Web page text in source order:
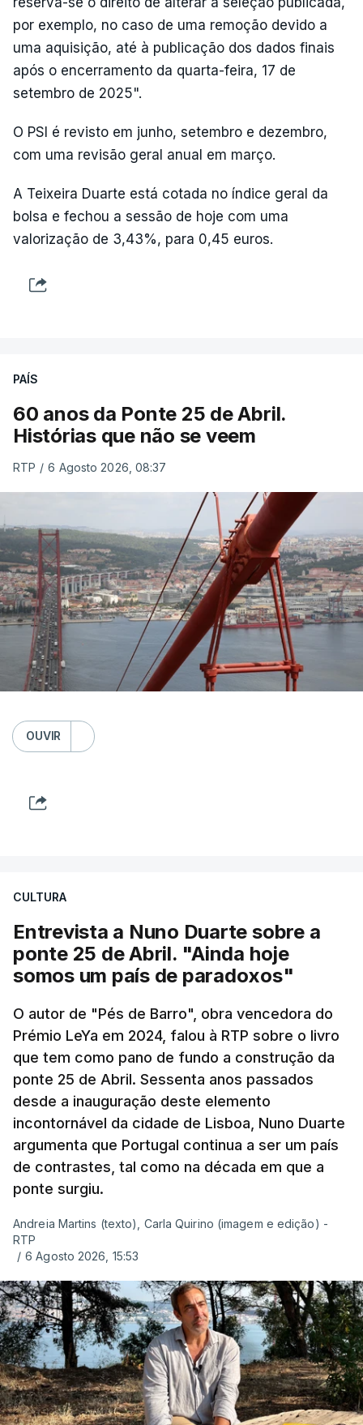
por exemplo, no caso de uma remoção devido a
uma aquisição, até à publicação dos dados finais
após o encerramento da quarta-feira, 17 de
setembro de 2025".
O PSI é revisto em junho, setembro e dezembro,
com uma revisão geral anual em março.
A Teixeira Duarte está cotada no índice geral da
bolsa e fechou a sessão de hoje com uma
valorização de 3,43%, para 0,45 euros.
PAÍS
60 anos da Ponte 25 de Abril.
Histórias que não se veem
RTP / 6 Agosto 2026, 08:37
OUVIR
CULTURA
Entrevista a Nuno Duarte sobre a
ponte 25 de Abril. "Ainda hoje
somos um país de paradoxos"
O autor de "Pés de Barro", obra vencedora do
Prémio LeYa em 2024, falou à RTP sobre o livro
que tem como pano de fundo a construção da
ponte 25 de Abril. Sessenta anos passados
desde a inauguração deste elemento
incontornável da cidade de Lisboa, Nuno Duarte
argumenta que Portugal continua a ser um país
de contrastes, tal como na década em que a
ponte surgiu.
Andreia Martins (texto), Carla Quirino (imagem e edição) -
RTP
/ 6 Agosto 2026, 15:53